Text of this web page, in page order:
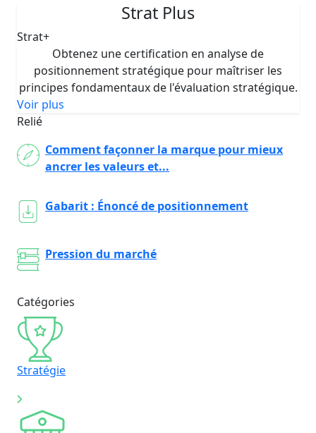
Strat Plus
Strat+
Obtenez une certification en analyse de
positionnement stratégique pour maîtriser les
principes fondamentaux de l'évaluation stratégique.
Voir plus
Relié
Comment façonner la marque pour mieux
ancrer les valeurs et...
Gabarit : Énoncé de positionnement
Pression du marché
Catégories
Stratégie